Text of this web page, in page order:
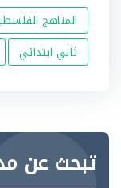
المناهج
ثاني ابتدائي
تبحث عن